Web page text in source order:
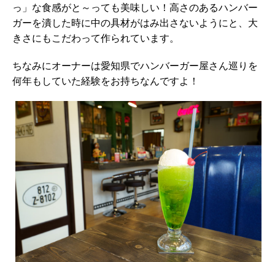
っ」な食感がと～っても美味しい！高さのあるハンバー
ガーを潰した時に中の具材がはみ出さないようにと、大
きさにもこだわって作られています。
ちなみにオーナーは愛知県でハンバーガー屋さん巡りを
何年もしていた経験をお持ちなんですよ！